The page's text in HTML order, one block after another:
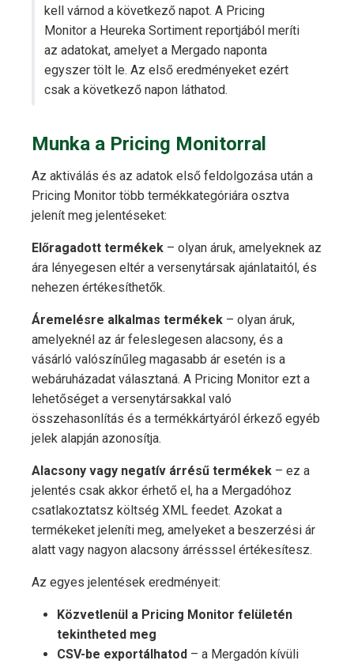
kell várnod a következő napot. A Pricing
Monitor a Heureka Sortiment reportjából meríti
az adatokat, amelyet a Mergado naponta
egyszer tölt le. Az első eredményeket ezért
csak a következő napon láthatod.
Munka a Pricing Monitorral
Az aktiválás és az adatok első feldolgozása után a
Pricing Monitor több termékkategóriára osztva
jelenít meg jelentéseket:
Előragadott termékek – olyan áruk, amelyeknek az
ára lényegesen eltér a versenytársak ajánlataitól, és
nehezen értékesíthetők.
Áremelésre alkalmas termékek – olyan áruk,
amelyeknél az ár feleslegesen alacsony, és a
vásárló valószínűleg magasabb ár esetén is a
webáruházadat választaná. A Pricing Monitor ezt a
lehetőséget a versenytársakkal való
összehasonlítás és a termékkártyáról érkező egyéb
jelek alapján azonosítja.
Alacsony vagy negatív árrésű termékek – ez a
jelentés csak akkor érhető el, ha a Mergadóhoz
csatlakoztatsz költség XML feedet. Azokat a
termékeket jeleníti meg, amelyeket a beszerzési ár
alatt vagy nagyon alacsony árrésssel értékesítesz.
Az egyes jelentések eredményeit:
Közvetlenül a Pricing Monitor felületén
tekintheted meg
CSV-be exportálhatod – a Mergadón kívüli